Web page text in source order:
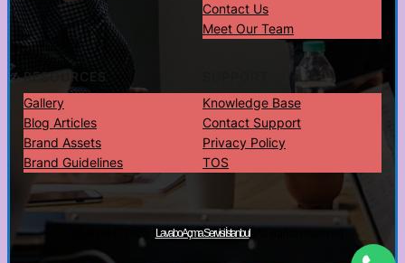
Contact Us
Meet Our Team
RESOURCES
Gallery
Blog Articles
Brand Assets
Brand Guidelines
Knowledge Base
Contact Support
Privacy Policy
TOS
Lavabo Açma Servisi İstanbul· All rights reserved